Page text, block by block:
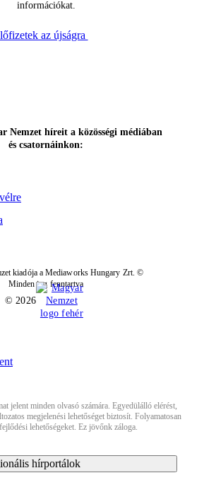
információkat.
az újságra
Nemzet híreit a közösségi médiában
és csatornáinkon:
kiadója a Mediaworks Hungary Zrt. ©
Minden jog fenntartva
© 2026
jelent minden olvasó számára. Egyedülálló elérést,
megjelenési lehetőséget biztosít. Folyamatosan
lehetőségeket. Ez jövőnk záloga.
hírportálok